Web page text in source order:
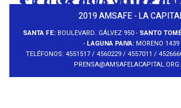
2019 AMSAFE - LA
SANTA FE: BOULEVARD. GÁLVEZ 950 - SANTO
- LAGUNA PAIVA: MORENO 1439
TELÉFONOS: 4551517 / 4560229 / 4557011 /